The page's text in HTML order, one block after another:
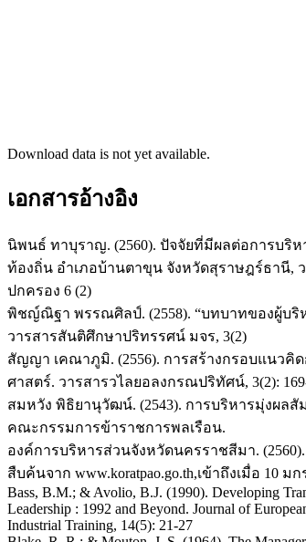
Download data is not yet available.
เอกสารอ้างอิง
นิพนธ์ ทาบุราญ. (2560). ปัจจัยที่มีผลต่อการบริ
ท้องถิ่น อำเภอบ้านตาขุน จังหวัดสุราษฎร์ธานี,
ปกครอง 6 (2)
พิชญ์ณิฐา พรรณศิลป์. (2558). “บทบาทของผู้บริ
วารสารสันติศึกษาปริทรรศน์ มจร, 3(2)
สัญญา เคณาภูมิ. (2556). การสร้างกรอบแนวคิ
ศาสตร์. วารสารวไลยอลงกรณปริทัศน์, 3(2):
สมหวัง พิธิยานุวัฒน์. (2543). การบริหารมุ่งผลสั
คณะกรรมการข้าราชการพลเรือน.
องค์การบริหารส่วนจังหวัดนครราชสีมา.
สืบค้นจาก www.koratpao.go.th,เข้าถึงเมื่อ 10 ม
Bass, B.M.; & Avolio, B.J. (1990). Developing
Leadership : 1992 and Beyond. Journal of
Industrial Training, 14(5): 21-27